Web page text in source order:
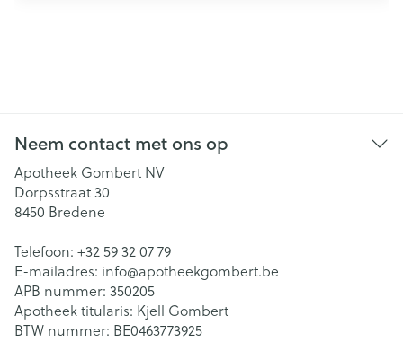
Neem contact met ons op
Apotheek Gombert NV
Dorpsstraat 30
8450 Bredene
Telefoon: +32 59 32 07 79
E-mailadres: info@apotheekgombert.be
APB nummer: 350205
Apotheek titularis: Kjell Gombert
BTW nummer: BE0463773925